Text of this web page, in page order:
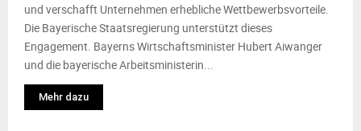
und verschafft Unternehmen erhebliche Wettbewerbsvorteile.
Die Bayerische Staatsregierung unterstützt dieses
Engagement. Bayerns Wirtschaftsminister Hubert Aiwanger
und die bayerische Arbeitsministerin...
Mehr dazu